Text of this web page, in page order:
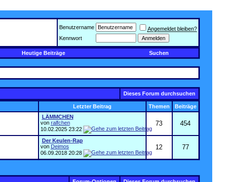
Benutzername
Angemeldet bleiben?
Kennwort
Heutige Beiträge Suchen
Dieses Forum durchsuchen
Letzter Beitrag Themen Beiträge
LÄMMCHEN
von ralfchen
10.02.2025 23:22
73 454
Der Keulen-Rap
von Deimos
06.09.2018 20:28
12 77